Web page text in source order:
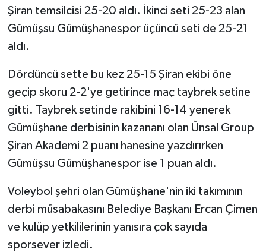
Şiran temsilcisi 25-20 aldı. İkinci seti 25-23 alan
Gümüşsu Gümüşhanespor üçüncü seti de 25-21
aldı.
Dördüncü sette bu kez 25-15 Şiran ekibi öne
geçip skoru 2-2'ye getirince maç taybrek setine
gitti. Taybrek setinde rakibini 16-14 yenerek
Gümüşhane derbisinin kazananı olan Ünsal Group
Şiran Akademi 2 puanı hanesine yazdırırken
Gümüşsu Gümüşhanespor ise 1 puan aldı.
Voleybol şehri olan Gümüşhane'nin iki takımının
derbi müsabakasını Belediye Başkanı Ercan Çimen
ve kulüp yetkililerinin yanısıra çok sayıda
sporsever izledi.